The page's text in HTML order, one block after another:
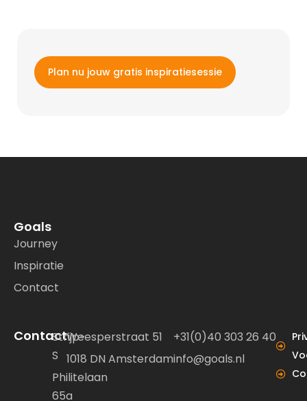
Plan nu jouw gratis inspiratiesessie
Goals
Journey
Inspiratie
Contact
ContactStrijp-
S
Philitelaan
65a
Weesperstraat 51
1018 DN Amsterdam
+31(0)40 303 26 40
info@goals.nl